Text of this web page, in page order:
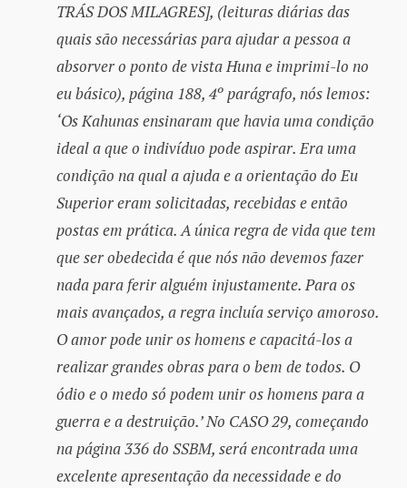
TRÁS DOS MILAGRES], (leituras diárias das
quais são necessárias para ajudar a pessoa a
absorver o ponto de vista Huna e imprimi-lo no
eu básico), página 188, 4º parágrafo, nós lemos:
‘Os Kahunas ensinaram que havia uma condição
ideal a que o indivíduo pode aspirar. Era uma
condição na qual a ajuda e a orientação do Eu
Superior eram solicitadas, recebidas e então
postas em prática. A única regra de vida que tem
que ser obedecida é que nós não devemos fazer
nada para ferir alguém injustamente. Para os
mais avançados, a regra incluía serviço amoroso.
O amor pode unir os homens e capacitá-los a
realizar grandes obras para o bem de todos. O
ódio e o medo só podem unir os homens para a
guerra e a destruição.’ No CASO 29, começando
na página 336 do SSBM, será encontrada uma
excelente apresentação da necessidade e do